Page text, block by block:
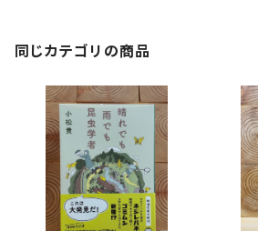
同じカテゴリの商品